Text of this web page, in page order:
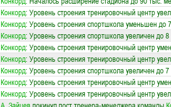
Конкорд: Уровень строения тренировочный центр
Конкорд: Уровень строения спортшкола уменьшен до
Конкорд: Уровень строения спортшкола увеличен до
Конкорд: Уровень строения тренировочный центр
Конкорд: Уровень строения тренировочный центр
Конкорд: Уровень строения спортшкола увеличен до
Конкорд: Уровень строения тренировочный центр
Конкорд: Уровень строения тренировочный центр